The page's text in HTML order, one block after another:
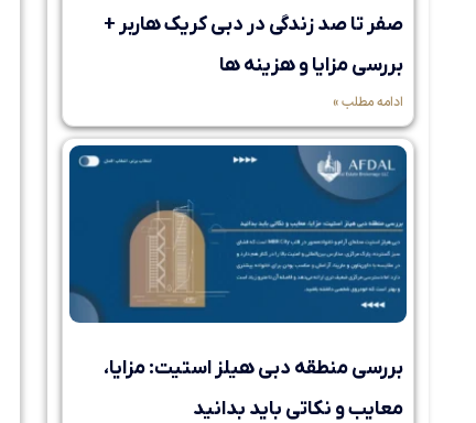
صفر تا صد زندگی در دبی کریک هاربر +
بررسی مزایا و هزینه ها
ادامه مطلب »
بررسی منطقه دبی هیلز استیت: مزایا،
معایب و نکاتی باید بدانید